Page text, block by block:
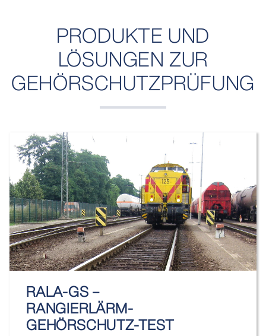
PRODUKTE UND
LÖSUNGEN ZUR
GEHÖRSCHUTZPRÜFUNG
RALA-GS –
RANGIERLÄRM-
GEHÖRSCHUTZ-TEST